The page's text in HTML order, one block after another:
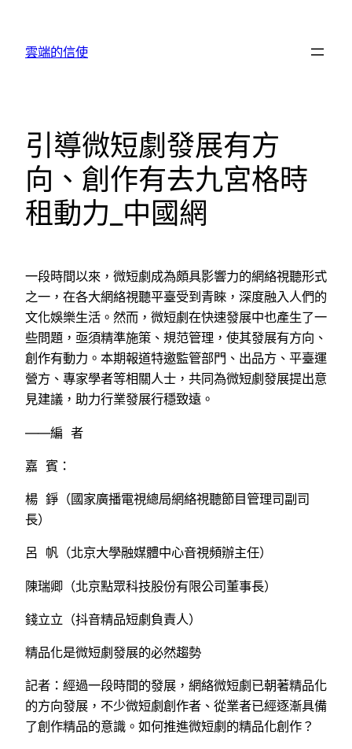
雲端的信使
引導微短劇發展有方
向、創作有去九宮格時
租動力_中國網
一段時間以來，微短劇成為頗具影響力的網絡視聽形式
之一，在各大網絡視聽平臺受到青睞，深度融入人們的
文化娛樂生活。然而，微短劇在快速發展中也產生了一
些問題，亟須精準施策、規范管理，使其發展有方向、
創作有動力。本期報道特邀監管部門、出品方、平臺運
營方、專家學者等相關人士，共同為微短劇發展提出意
見建議，助力行業發展行穩致遠。
——編 者
嘉 賓：
楊 錚（國家廣播電視總局網絡視聽節目管理司副司
長）
呂 帆（北京大學融媒體中心音視頻辦主任）
陳瑞卿（北京點眾科技股份有限公司董事長）
錢立立（抖音精品短劇負責人）
精品化是微短劇發展的必然趨勢
記者：經過一段時間的發展，網絡微短劇已朝著精品化
的方向發展，不少微短劇創作者、從業者已經逐漸具備
了創作精品的意識。如何推進微短劇的精品化創作？